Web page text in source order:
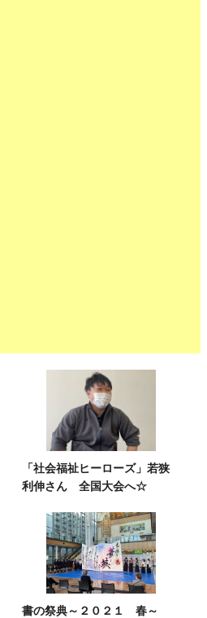
「社会福祉ヒーローズ」若狭
利伸さん 全国大会へ☆
書の祭典～２０２１ 春～